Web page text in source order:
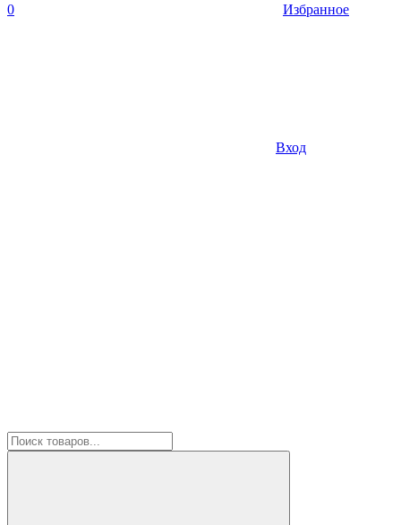
0 Избранное
Вход